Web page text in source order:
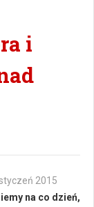
i
2015
na co dzień,